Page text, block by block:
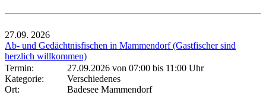
27.09. 2026
Ab- und Gedächtnisfischen in Mammendorf (Gastfischer sind
herzlich willkommen)
Termin:
27.09.2026 von 07:00 bis 11:00 Uhr
Kategorie:
Verschiedenes
Ort:
Badesee Mammendorf